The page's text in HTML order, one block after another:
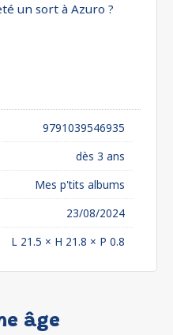
un sort à Azuro ?
9791039546935
dès 3 ans
Mes p'tits albums
23/08/2024
L 21.5 × H 21.8 × P 0.8
âge